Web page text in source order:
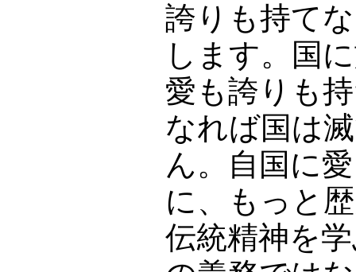
誇りも持て
します。国
愛も誇りも
なれば国は
ん。自国に
に、もっと
伝統精神を